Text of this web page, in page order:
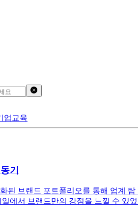
업교육
기
된 브랜드 포트폴리오를 통해 업계
일에서 브랜드만의 강점을 느낄 수 있